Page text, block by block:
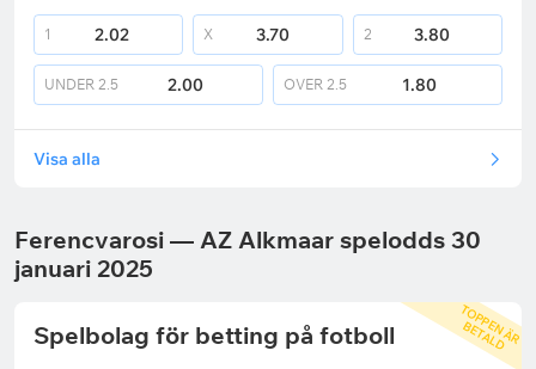
1 2.02 X 3.70 2 3.80
UNDER 2.5 2.00 OVER 2.5 1.80
Visa alla
Ferencvarosi — AZ Alkmaar spelodds 30
januari 2025
T
O
P
P
E
N
Ä
R
B
E
T
A
L
D
Spelbolag för betting på fotboll